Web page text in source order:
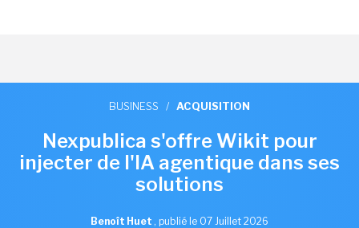
BUSINESS / ACQUISITION
Nexpublica s'offre Wikit pour
injecter de l'IA agentique dans ses
solutions
Benoît Huet , publié le 07 Juillet 2026